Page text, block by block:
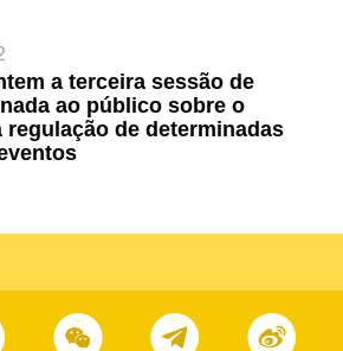
a terceira sessão de
ao público sobre o
regulação de determinadas